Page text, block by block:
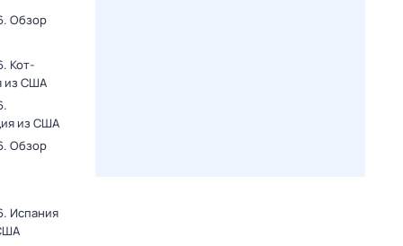
Обзор
Кот-
из США
из США
Обзор
Испания